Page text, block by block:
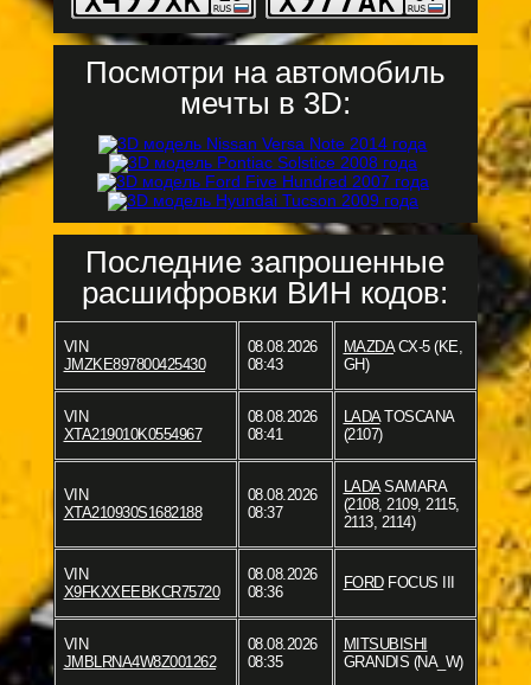
Посмотри на автомобиль
мечты в 3D:
Последние запрошенные
расшифровки ВИН кодов:
VIN
JMZKE897800425430
08.08.2026
08:43
MAZDACX-5 (KE,
GH)
VIN
XTA219010K0554967
08.08.2026
08:41
LADATOSCANA
(2107)
VIN
XTA210930S1682188
08.08.2026
08:37
LADASAMARA
(2108, 2109, 2115,
2113, 2114)
VIN
X9FKXXEEBKCR75720
08.08.2026
08:36
FORDFOCUS III
VIN
JMBLRNA4W8Z001262
08.08.2026
08:35
MITSUBISHI
GRANDIS (NA_W)